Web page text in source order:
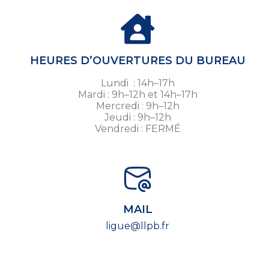
HEURES D’OUVERTURES DU BUREAU
Lundi : 14h–17h
Mardi : 9h–12h et 14h–17h
Mercredi : 9h–12h
Jeudi : 9h–12h
Vendredi : FERMÉ
MAIL
ligue@llpb.fr